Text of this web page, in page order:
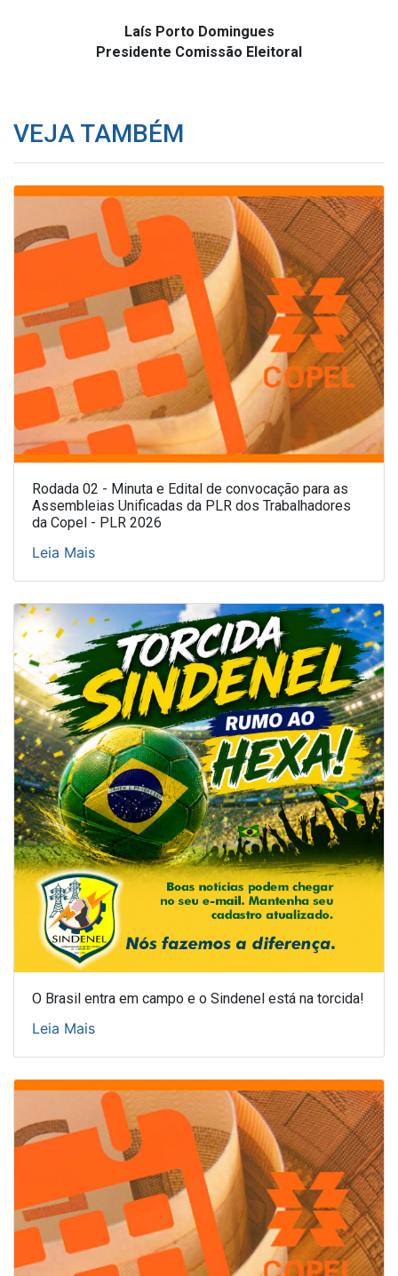
Laís Porto Domingues
Presidente Comissão Eleitoral
VEJA TAMBÉM
Rodada 02 - Minuta e Edital de convocação para as
Assembleias Unificadas da PLR dos Trabalhadores
da Copel - PLR 2026
Leia Mais
O Brasil entra em campo e o Sindenel está na torcida!
Leia Mais